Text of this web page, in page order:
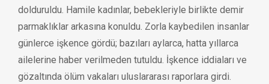
dolduruldu. Hamile kadınlar, bebekleriyle birlikte demir
parmaklıklar arkasına konuldu. Zorla kaybedilen insanlar
günlerce işkence gördü; bazıları aylarca, hatta yıllarca
ailelerine haber verilmeden tutuldu. İşkence iddiaları ve
gözaltında ölüm vakaları uluslararası raporlara girdi.